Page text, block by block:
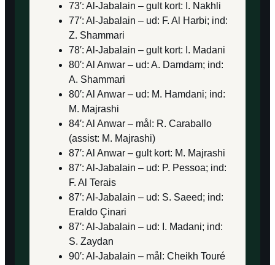
73′: Al-Jabalain – gult kort: I. Nakhli
77′: Al-Jabalain – ud: F. Al Harbi; ind:
Z. Shammari
78′: Al-Jabalain – gult kort: I. Madani
80′: Al Anwar – ud: A. Damdam; ind:
A. Shammari
80′: Al Anwar – ud: M. Hamdani; ind:
M. Majrashi
84′: Al Anwar – mål: R. Caraballo
(assist: M. Majrashi)
87′: Al Anwar – gult kort: M. Majrashi
87′: Al-Jabalain – ud: P. Pessoa; ind:
F. Al Terais
87′: Al-Jabalain – ud: S. Saeed; ind:
Eraldo Çinari
87′: Al-Jabalain – ud: I. Madani; ind:
S. Zaydan
90′: Al-Jabalain – mål: Cheikh Touré